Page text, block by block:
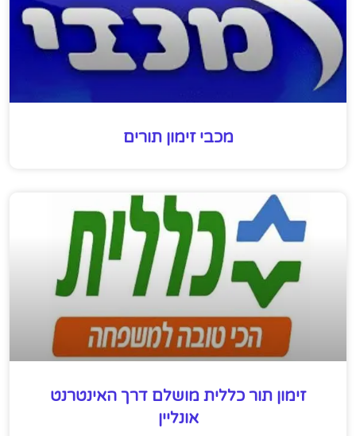
מכבי זימון תורים
זימון תור כללית מושלם דרך האינטרנט
אונליין